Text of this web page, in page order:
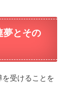
夢とその
受けることを